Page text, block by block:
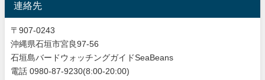
連絡先
〒907-0243
沖縄県石垣市宮良97-56
石垣島バードウォッチングガイドSeaBeans
電話 0980-87-9230(8:00-20:00)